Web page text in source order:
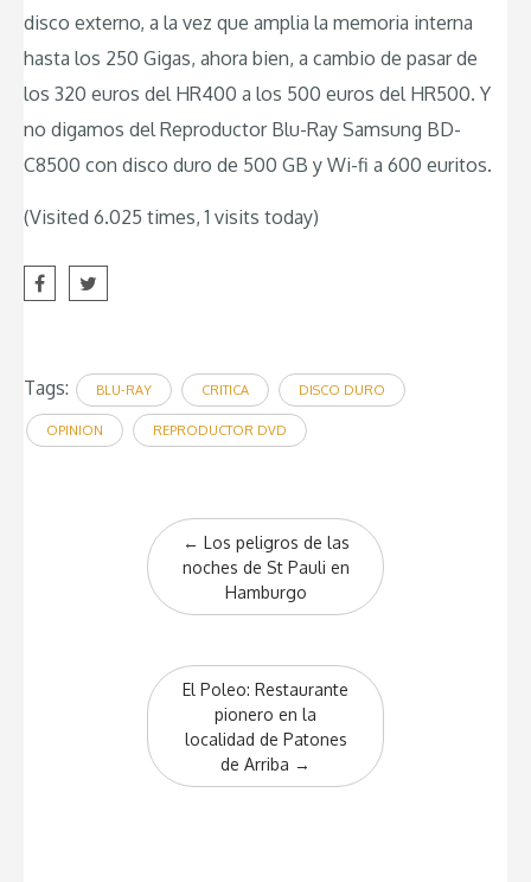
disco externo, a la vez que amplia la memoria interna
hasta los 250 Gigas, ahora bien, a cambio de pasar de
los 320 euros del HR400 a los 500 euros del HR500. Y
no digamos del Reproductor Blu-Ray Samsung BD-
C8500 con disco duro de 500 GB y Wi-fi a 600 euritos.
(Visited 6.025 times, 1 visits today)
Tags: BLU-RAY CRITICA DISCO DURO
OPINION REPRODUCTOR DVD
navigation
← Los peligros de las
noches de St Pauli en
Hamburgo
El Poleo: Restaurante
pionero en la
localidad de Patones
de Arriba →